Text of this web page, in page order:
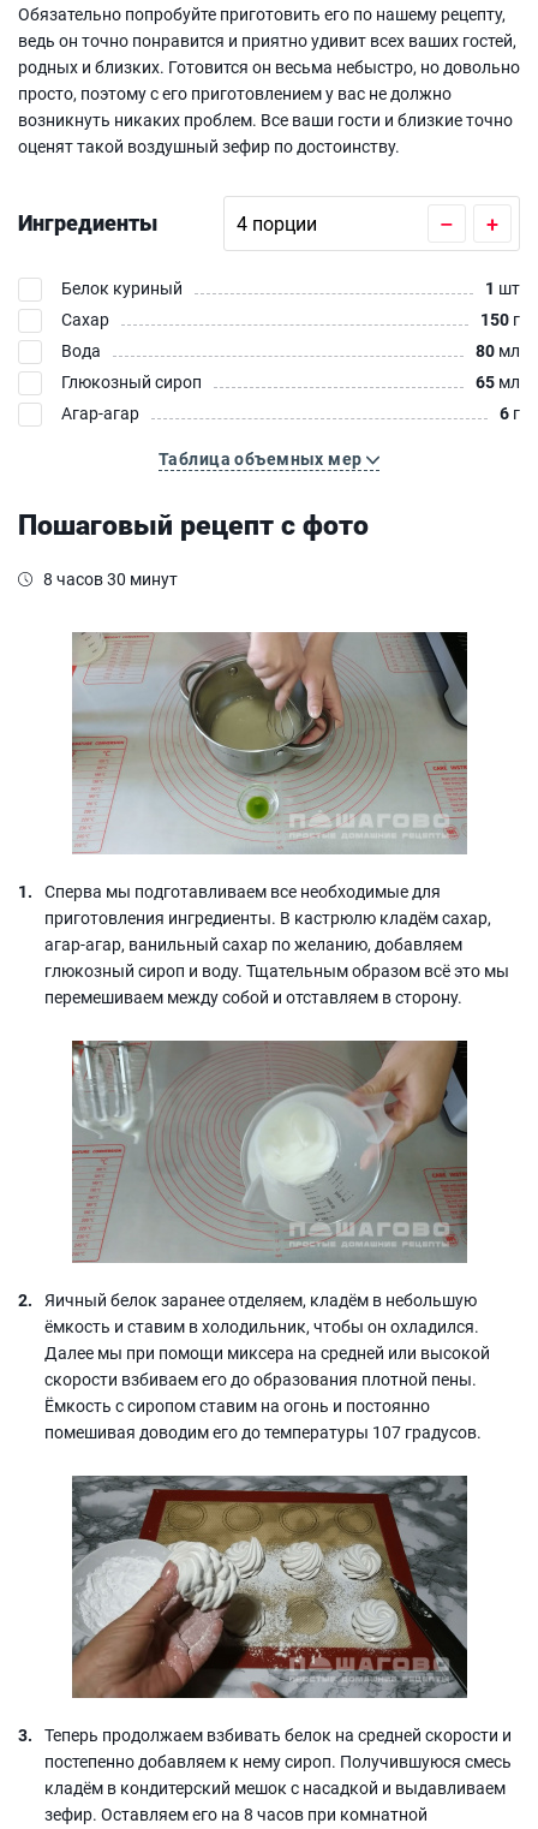
Обязательно попробуйте приготовить его по нашему рецепту,
ведь он точно понравится и приятно удивит всех ваших гостей,
родных и близких. Готовится он весьма небыстро, но довольно
просто, поэтому с его приготовлением у вас не должно
возникнуть никаких проблем. Все ваши гости и близкие точно
оценят такой воздушный зефир по достоинству.
Ингредиенты – +
Белок куриный 1 шт
Сахар
150 г
Вода
80 мл
Глюкозный сироп
65 мл
Агар-агар
6 г
Таблица объемных мер
Пошаговый рецепт с фото
8 часов 30 минут
Сперва мы подготавливаем все необходимые для
приготовления ингредиенты. В кастрюлю кладём сахар,
агар-агар, ванильный сахар по желанию, добавляем
глюкозный сироп и воду. Тщательным образом всё это мы
перемешиваем между собой и отставляем в сторону.
Яичный белок заранее отделяем, кладём в небольшую
ёмкость и ставим в холодильник, чтобы он охладился.
Далее мы при помощи миксера на средней или высокой
скорости взбиваем его до образования плотной пены.
Ёмкость с сиропом ставим на огонь и постоянно
помешивая доводим его до температуры 107 градусов.
Теперь продолжаем взбивать белок на средней скорости и
постепенно добавляем к нему сироп. Получившуюся смесь
кладём в кондитерский мешок с насадкой и выдавливаем
зефир. Оставляем его на 8 часов при комнатной